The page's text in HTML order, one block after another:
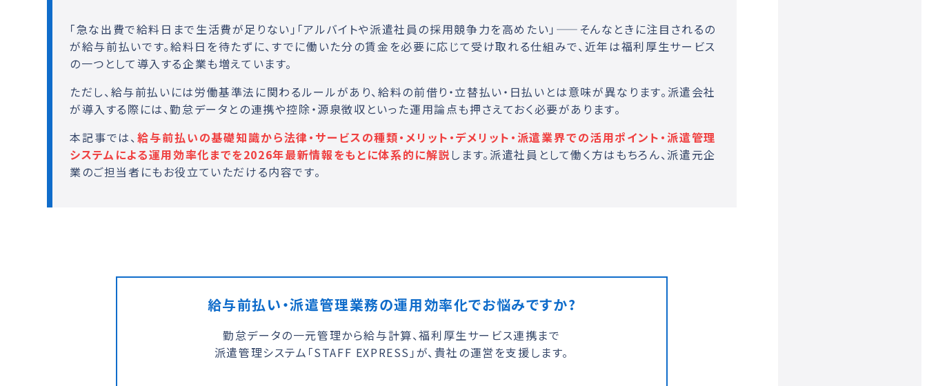
「急な出費で給料日まで生活費が足りない」「アルバイトや派遣社員の採用競争力を高めたい」——そんなときに注目されるの
が給与前払いです。給料日を待たずに、すでに働いた分の賃金を必要に応じて受け取れる仕組みで、近年は福利厚生サービス
の一つとして導入する企業も増えています。
ただし、給与前払いには労働基準法に関わるルールがあり、給料の前借り・立替払い・日払いとは意味が異なります。派遣会社
が導入する際には、勤怠データとの連携や控除・源泉徴収といった運用論点も押さえておく必要があります。
本記事では、給与前払いの基礎知識から法律・サービスの種類・メリット・デメリット・派遣業界での活用ポイント・派遣管理
システムによる運用効率化までを2026年最新情報をもとに体系的に解説 します。派遣社員として働く方はもちろん、派遣元企
業のご担当者にもお役立ていただける内容です。
給与前払い・派遣管理業務の運用効率化でお悩みですか?
勤怠データの一元管理から給与計算、福利厚生サービス連携まで
派遣管理システム「STAFF EXPRESS」が、貴社の運営を支援します。